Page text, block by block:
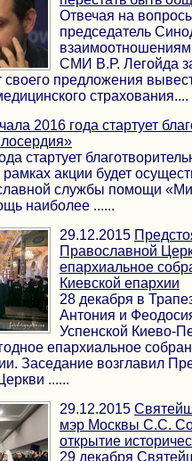
Отвечая на
председатель
СМИ В.Р. Легойда
своего предложения
страхования....
2016 года стартует
стартует
акции будет
службы помощи
наиболее ......
29.12.2015
Православной
епархиальное
Киевской епархии
28 декабря в
Антония и
Успенской Киево-
епархиальное
Заседание возглавил
......
29.12.2015
мэр Москвы С.С.
открытие
29 декабря